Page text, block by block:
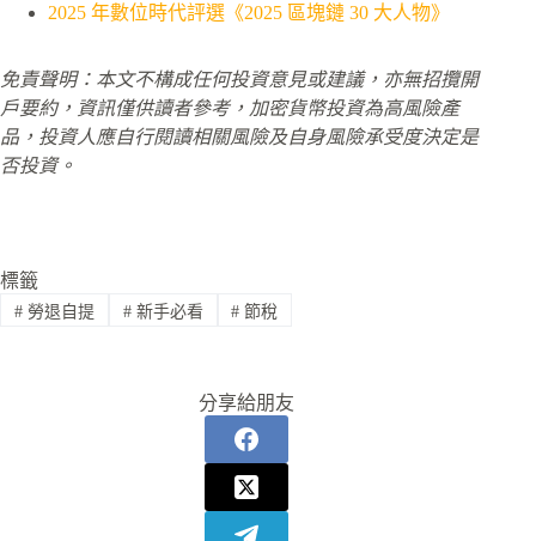
2025 年數位時代評選《2025 區塊鏈 30 大人物》
免責聲明：本文不構成任何投資意見或建議，亦無招攬開
戶要約，資訊僅供讀者參考，加密貨幣投資為高風險產
品，投資人應自行閱讀相關風險及自身風險承受度決定是
否投資。
標籤
#勞退自提 #新手必看 # 節稅
分享給朋友